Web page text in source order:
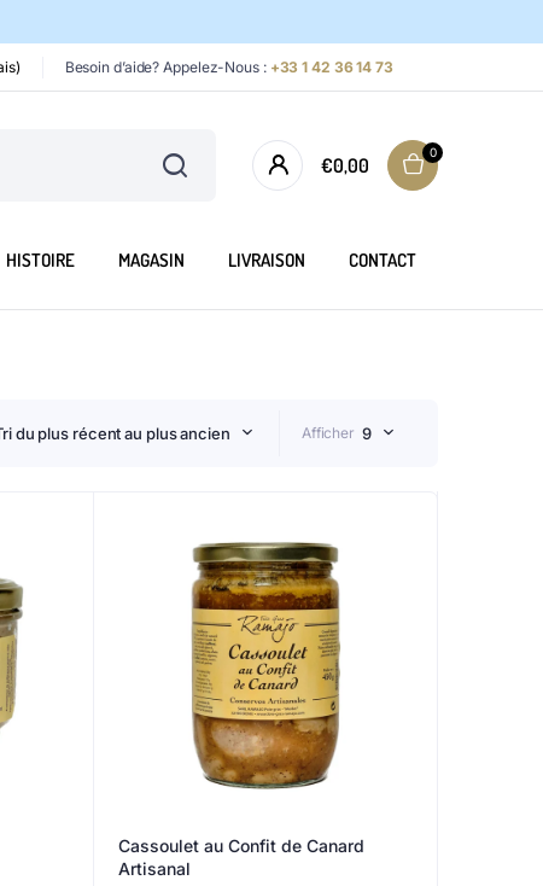
Besoin d’aide? Appelez-Nous : +33 1 42 36 14 73
€0,00
0
HISTOIRE MAGASIN LIVRAISON CONTACT
du plus récent au plus ancien Afficher 9
Cassoulet au Confit de Canard
Artisanal